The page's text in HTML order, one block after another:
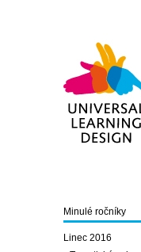
Minulé ročníky
Linec 2016